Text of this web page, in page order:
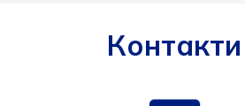
Контакти